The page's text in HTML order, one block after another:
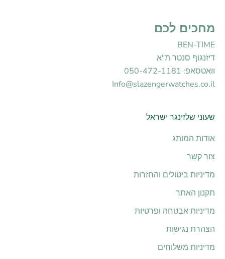
מחכים לכם
BEN-TIME
דיזנגוף סנטר ת"א
וואטסאפ: 050-472-1181
Info@slazengerwatches.co.il
שעוני שלזינגר ישראל
אודות המותג
צור קשר
מדיניות ביטולים והחזרות
תקנון האתר
מדיניות אבטחה ופרטיות
הצהרת נגישות
מדיניות משלוחים